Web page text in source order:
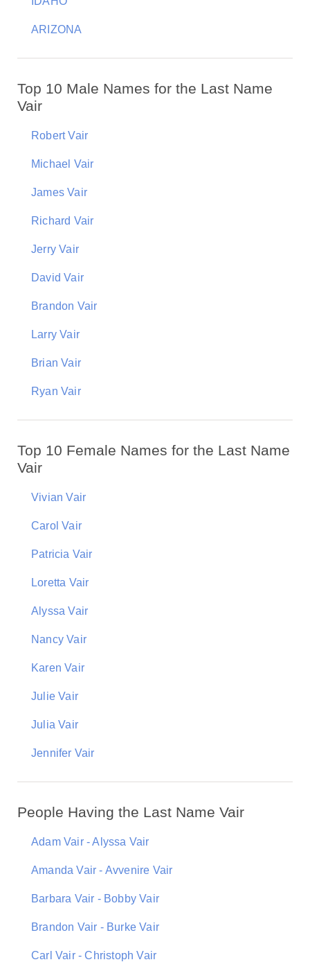
ARIZONA
Top 10 Male Names for the Last Name
Vair
Robert Vair
Michael Vair
James Vair
Richard Vair
Jerry Vair
David Vair
Brandon Vair
Larry Vair
Brian Vair
Ryan Vair
Top 10 Female Names for the Last Name
Vair
Vivian Vair
Carol Vair
Patricia Vair
Loretta Vair
Alyssa Vair
Nancy Vair
Karen Vair
Julie Vair
Julia Vair
Jennifer Vair
People Having the Last Name Vair
Adam Vair - Alyssa Vair
Amanda Vair - Avvenire Vair
Barbara Vair - Bobby Vair
Brandon Vair - Burke Vair
Carl Vair - Christoph Vair